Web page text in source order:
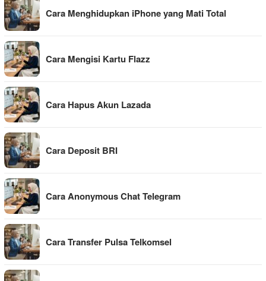
Cara Menghidupkan iPhone yang Mati Total
Cara Mengisi Kartu Flazz
Cara Hapus Akun Lazada
Cara Deposit BRI
Cara Anonymous Chat Telegram
Cara Transfer Pulsa Telkomsel